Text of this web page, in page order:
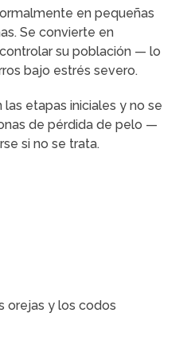
en pequeñas
Se convierte en
su población — lo
bajo estrés severo.
etapas iniciales y no se
de pérdida de pelo —
si no se trata.
orejas y los codos